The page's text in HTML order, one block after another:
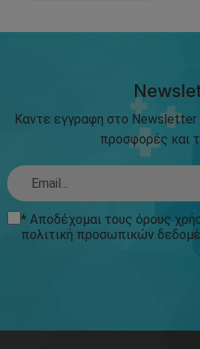
Καντε εγγραφη στο Newsletter
προσφορές και
* Αποδέχομαι τους όρους
πολιτική προσωπικών